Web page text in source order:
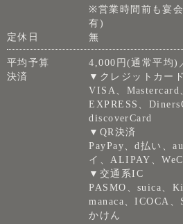
※営業時間前も宴
有)
定休日
無
平均予算
4,000円(通常平均)
決済
▼クレジットカード
VISA、Mastercard
EXPRESS、
discoverCard
▼QR決済
PayPay、d払い、
イ、ALIPAY、
▼交通系IC
PASMO、suica、
manaca、ICOCA
かけん